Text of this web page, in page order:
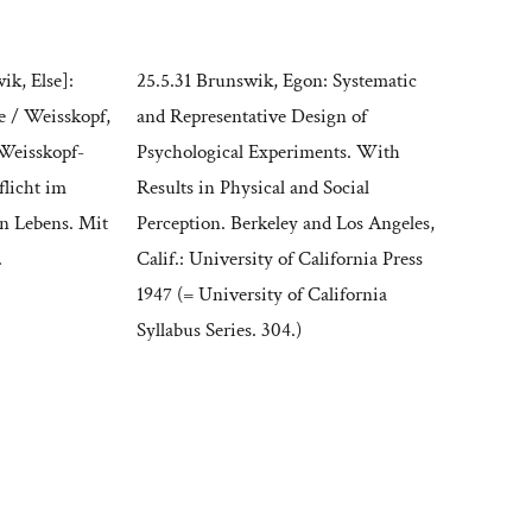
Else]:
/ Weisskopf,
im
Lebens. Mit
25.5.31 Brunswik, Egon: Systematic
and Representative Design of
Psychological Experiments. With
Results in Physical and Social
Perception. Berkeley and Los Angeles,
Calif.: University of California Press
1947 (= University of California
Syllabus Series. 304.)